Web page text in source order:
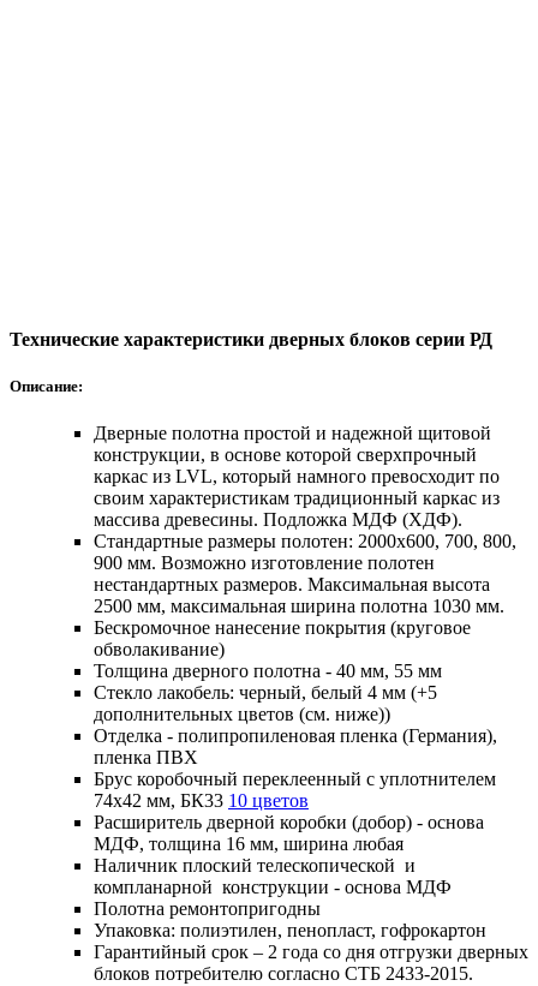
Технические характеристики дверных блоков серии РД
Описание:
Дверные полотна простой и надежной щитовой
конструкции, в основе которой сверхпрочный
каркас из LVL, который намного превосходит по
своим характеристикам традиционный каркас из
массива древесины. Подложка МДФ (ХДФ).
Стандартные размеры полотен: 2000x600, 700, 800,
900 мм. Возможно изготовление полотен
нестандартных размеров. Максимальная высота
2500 мм, максимальная ширина полотна 1030 мм.
Бескромочное нанесение покрытия (круговое
обволакивание)
Толщина дверного полотна - 40 мм, 55 мм
Стекло лакобель: черный, белый 4 мм (+5
дополнительных цветов (см. ниже))
Отделка - полипропиленовая пленка (Германия),
пленка ПВХ
Брус коробочный переклеенный с уплотнителем
74x42 мм, БК33 10 цветов
Расширитель дверной коробки (добор) - основа
МДФ, толщина 16 мм, ширина любая
Наличник плоский телескопической и
компланарной конструкции - основа МДФ
Полотна ремонтопригодны
Упаковка: полиэтилен, пенопласт, гофрокартон
Гарантийный срок – 2 года со дня отгрузки дверных
блоков потребителю согласно СТБ 2433-2015.